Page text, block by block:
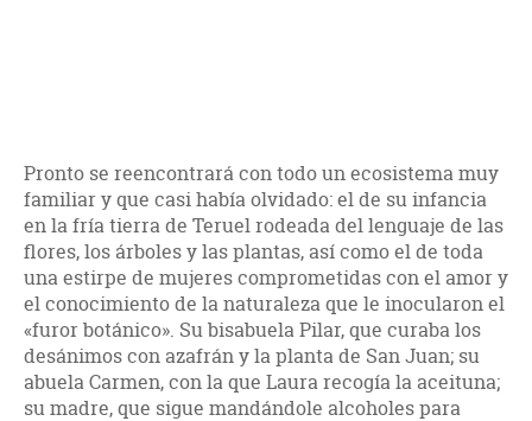
Pronto se reencontrará con todo un ecosistema muy
familiar y que casi había olvidado: el de su infancia
en la fría tierra de Teruel rodeada del lenguaje de las
flores, los árboles y las plantas, así como el de toda
una estirpe de mujeres comprometidas con el amor y
el conocimiento de la naturaleza que le inocularon el
«furor botánico». Su bisabuela Pilar, que curaba los
desánimos con azafrán y la planta de San Juan; su
abuela Carmen, con la que Laura recogía la aceituna;
su madre, que sigue mandándole alcoholes para